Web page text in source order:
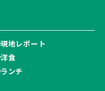
現地レポート
洋食
ランチ